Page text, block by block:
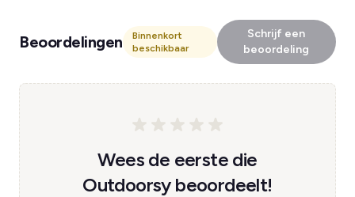
Beoordelingen
Binnenkort
beschikbaar
Schrijf een
beoordeling
Wees de eerste die
Outdoorsy beoordeelt!